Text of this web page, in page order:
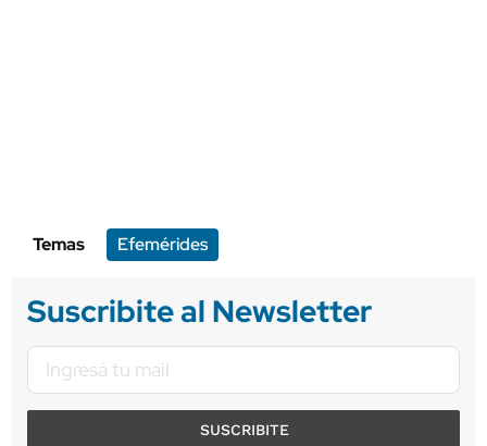
Temas Efemérides
Suscribite al Newsletter
SUSCRIBITE